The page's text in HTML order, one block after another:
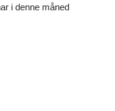
i denne måned